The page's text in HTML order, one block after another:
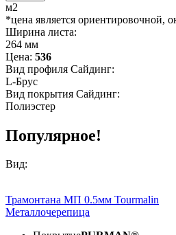
м2
*цена является ориентировочной,
Ширина листа:
264 мм
Цена: 536
Вид профиля Сайдинг:
L-Брус
Вид покрытия Сайдинг:
Полиэстер
Популярное!
Вид:
Трамонтана МП 0.5мм Tourmalin
Металлочерепица